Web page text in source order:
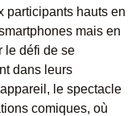
participants hauts en
mais en
le défi de se
dans leurs
le spectacle
comiques, où